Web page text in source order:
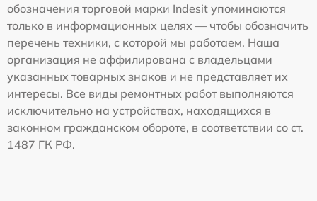
обозначения торговой марки Indesit упоминаются
только в информационных целях — чтобы обозначить
перечень техники, с которой мы работаем. Наша
организация не аффилирована с владельцами
указанных товарных знаков и не представляет их
интересы. Все виды ремонтных работ выполняются
исключительно на устройствах, находящихся в
законном гражданском обороте, в соответствии со ст.
1487 ГК РФ.